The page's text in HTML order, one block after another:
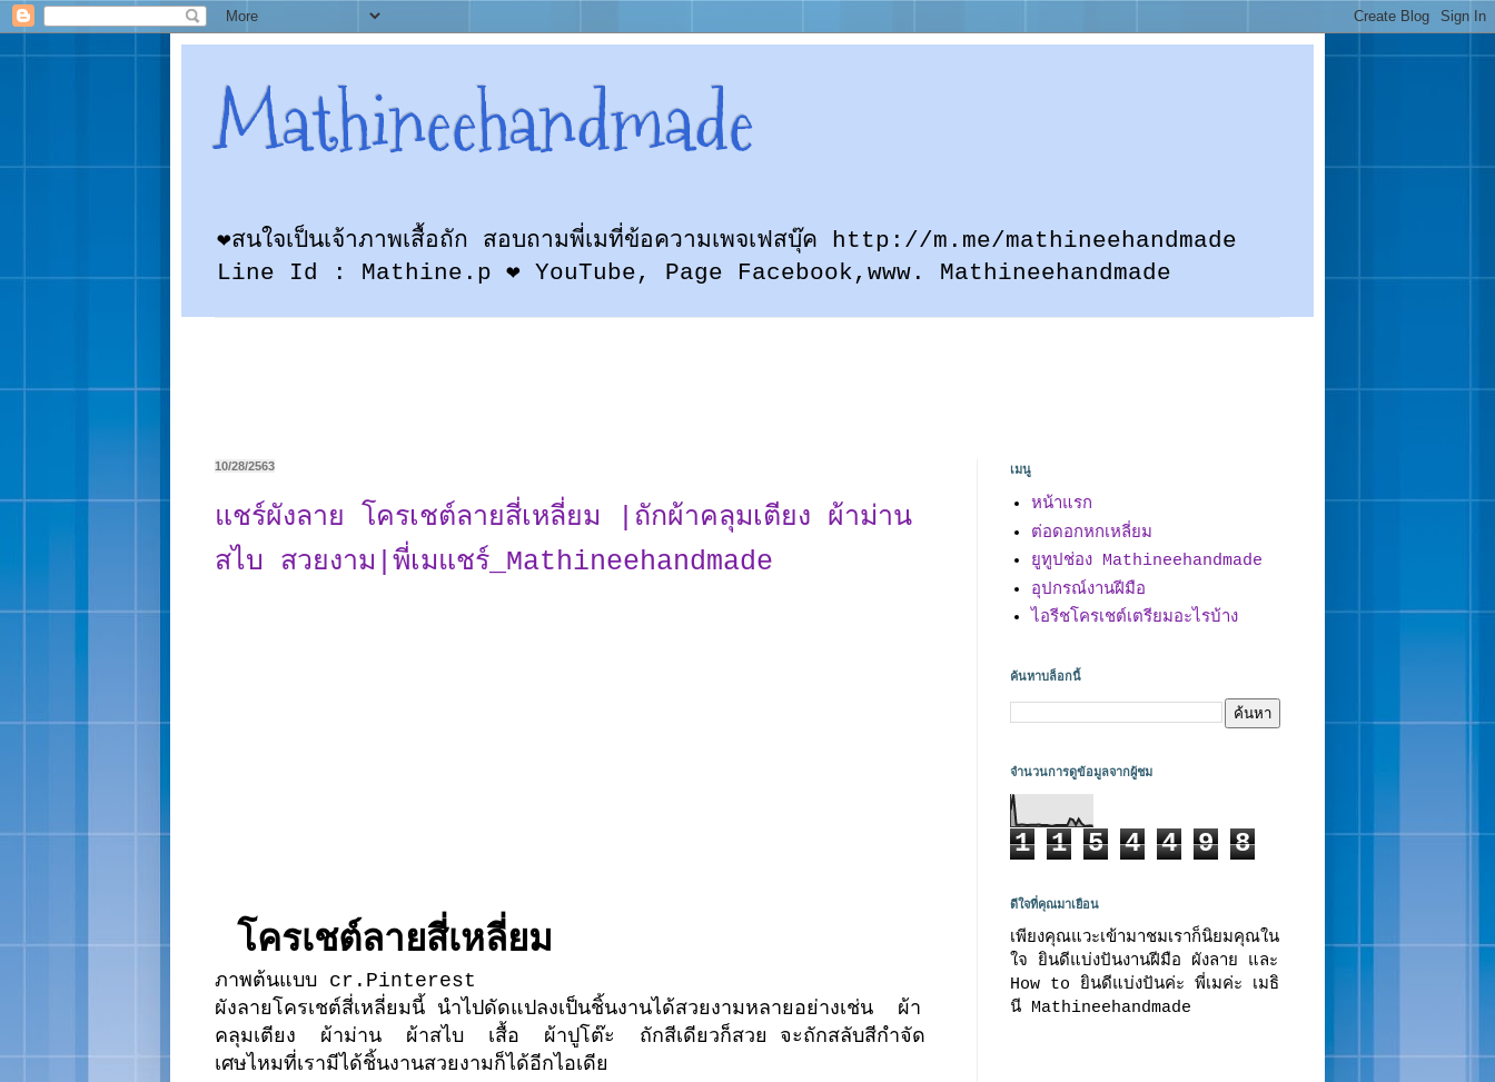
Mathineehandmade
❤สนใจเป็นเจ้าภาพเสื้อถัก สอบถามพี่เมที่ข้อความเพจเฟสบุ๊ค http://m.me/mathineehandmade
Line Id : Mathine.p ❤ YouTube, Page Facebook,www. Mathineehandmade
10/28/2563
แชร์ผังลาย โครเชต์ลายสี่เหลี่ยม |ถักผ้าคลุมเตียง ผ้าม่าน
สไบ สวยงาม|พี่เมแชร์_Mathineehandmade
โครเชต์ลายสี่เหลี่ยม
ภาพต้นแบบ cr.Pinterest
ผังลายโครเชต์สี่เหลี่ยมนี้ นำไปดัดแปลงเป็นชิ้นงานได้สวยงามหลายอย่างเช่น ผ้า
คลุมเตียง ผ้าม่าน ผ้าสไบ เสื้อ ผ้าปูโต๊ะ ถักสีเดียวก็สวย จะถักสลับสีกำจัด
เศษไหมที่เรามีได้ชิ้นงานสวยงามก็ได้อีกไอเดีย
เมนู
หน้าแรก
ต่อดอกหกเหลี่ยม
ยูทูปช่อง Mathineehandmade
อุปกรณ์งานฝีมือ
ไอรีชโครเชต์เตรียมอะไรบ้าง
ค้นหาบล็อกนี้
จำนวนการดูข้อมูลจากผู้ชม
1 1 5 4 4 9 8
ดีใจที่คุณมาเยือน
เพียงคุณแวะเข้ามาชมเราก็นิยมคุณใน
ใจ ยินดีแบ่งปันงานฝีมือ ผังลาย และ
How to ยินดีแบ่งปันค่ะ พี่เมค่ะ เมธิ
นี Mathineehandmade